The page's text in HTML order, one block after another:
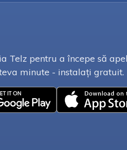
Telz pentru a începe să
minute - instalați gratuit.